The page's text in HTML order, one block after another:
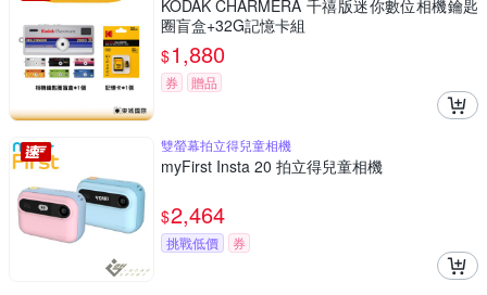
KODAK CHARMERA 千禧版迷你數位相機鑰匙
圈盲盒+32G記憶卡組
$1,880
券 贈品
雙螢幕拍立得兒童相機
myFirst Insta 20 拍立得兒童相機
$2,464
挑戰低價 券